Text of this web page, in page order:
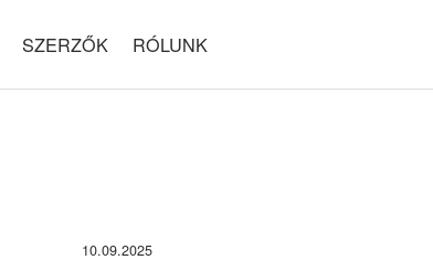
SZERZŐK RÓLUNK
10.09.2025